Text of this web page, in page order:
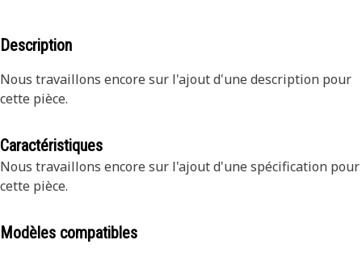
Description
Nous travaillons encore sur l'ajout d'une description pour
cette pièce.
Caractéristiques
Nous travaillons encore sur l'ajout d'une spécification pour
cette pièce.
Modèles compatibles